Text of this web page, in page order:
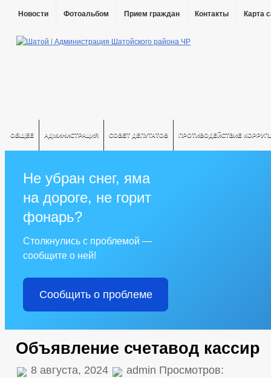
Новости Фотоальбом Прием граждан Контакты Карта
ОБЩЕЕ АДМИНИСТРАЦИЯ СОВЕТ ДЕПУТАТОВ ПРОТИВОДЕЙСТВИЕ
Не убран снег, яма
на дороге, не горит
фонарь?
Столкнулись с проблемой —
сообщите о ней!
Сообщить о проблеме
Объявление счетавод кассир
8 августа, 2024 admin Просмотров: